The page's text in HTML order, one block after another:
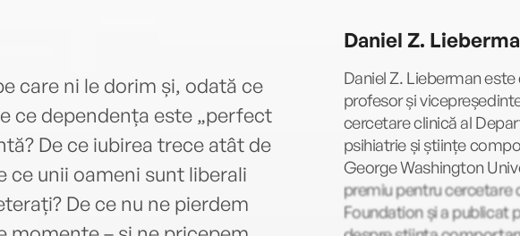
care ni le dorim și, odată ce
ce dependența este „perfect
De ce iubirea trece atât de
ce unii oameni sunt liberali
De ce nu ne pierdem
Daniel Z.
Daniel Z. Lieberman
profesor și
cercetare clinică al
psihiatrie și științe
George Washington
premiu pentru cercetare
Foundation și a publicat